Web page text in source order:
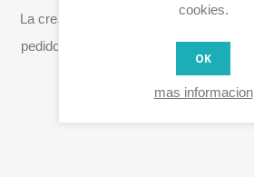
La creación de una cuenta en
pedidos más rápidamente, acceder a
procesar fácilmente RMAs y
cookies.
OK
mas informacion